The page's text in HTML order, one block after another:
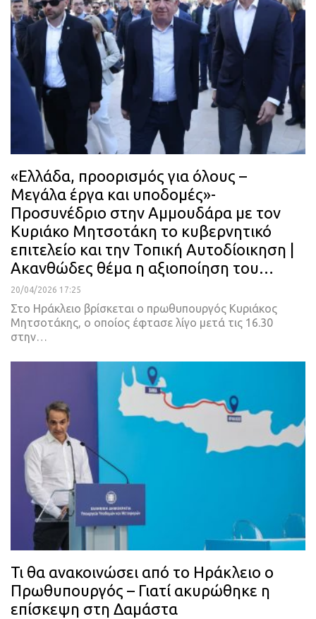
«Ελλάδα, προορισμός για όλους –
Μεγάλα έργα και υποδομές»-
Προσυνέδριο στην Αμμουδάρα με τον
Κυριάκο Μητσοτάκη το κυβερνητικό
επιτελείο και την Τοπική Αυτοδίοικηση |
Ακανθώδες θέμα η αξιοποίηση του…
20/04/2026 17:25
Στο Ηράκλειο βρίσκεται ο πρωθυπουργός Κυριάκος
Μητσοτάκης, ο οποίος έφτασε λίγο μετά τις 16.30
στην…
Τι θα ανακοινώσει από το Ηράκλειο ο
Πρωθυπουργός – Γιατί ακυρώθηκε η
επίσκεψη στη Δαμάστα